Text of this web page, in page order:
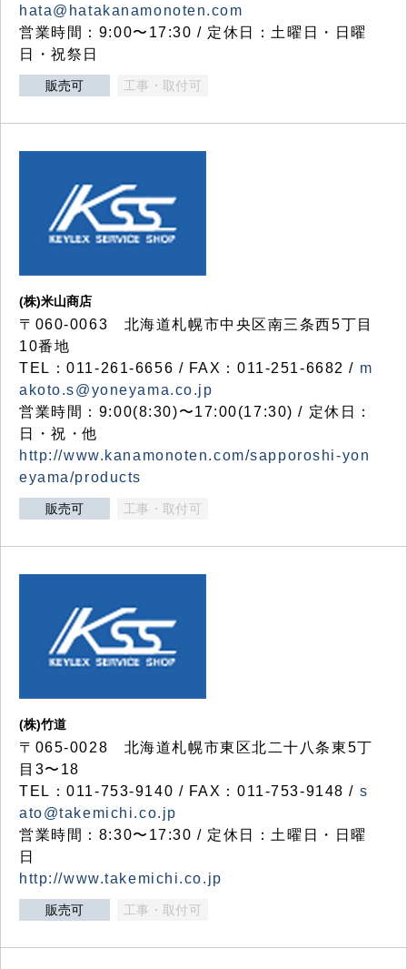
hata@hatakanamonoten.com
営業時間：9:00〜17:30 / 定休日：土曜日・日曜
日・祝祭日
販売可 工事・取付可
(株)米山商店
〒060-0063 北海道札幌市中央区南三条西5丁目
10番地
TEL：011-261-6656 / FAX：011-251-6682 / m
akoto.s@yoneyama.co.jp
営業時間：9:00(8:30)〜17:00(17:30) / 定休日：
日・祝・他
http://www.kanamonoten.com/sapporoshi-yon
eyama/products
販売可 工事・取付可
(株)竹道
〒065-0028 北海道札幌市東区北二十八条東5丁
目3〜18
TEL：011-753-9140 / FAX：011-753-9148 / s
ato@takemichi.co.jp
営業時間：8:30〜17:30 / 定休日：土曜日・日曜
日
http://www.takemichi.co.jp
販売可 工事・取付可